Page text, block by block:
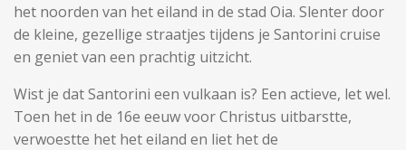
het noorden van het eiland in de stad Oia. Slenter door
de kleine, gezellige straatjes tijdens je Santorini cruise
en geniet van een prachtig uitzicht.
Wist je dat Santorini een vulkaan is? Een actieve, let wel.
Toen het in de 16e eeuw voor Christus uitbarstte,
verwoestte het het eiland en liet het de